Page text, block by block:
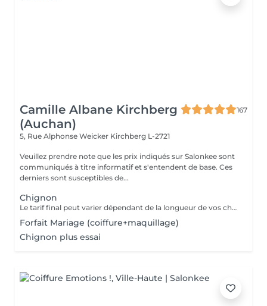
Camille Albane Kirchberg
(Auchan)
167
5, Rue Alphonse Weicker Kirchberg L-2721
Veuillez prendre note que les prix indiqués sur Salonkee sont
communiqués à titre informatif et s'entendent de base. Ces
derniers sont susceptibles de...
Chignon
Le tarif final peut varier dépendant de la longueur de vos cheveux ainsi que des soins et produits utilisés.
Forfait Mariage (coiffure+maquillage)
Chignon plus essai